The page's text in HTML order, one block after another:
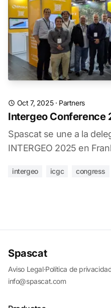
Oct 7, 2025· Partners
Intergeo Conference
Spascat se une a la
INTERGEO 2025 en
intergeo icgc congress
Spascat
Aviso Legal·Política de
info@spascat.com